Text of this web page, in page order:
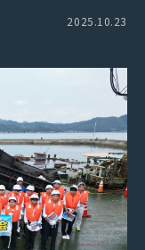
2025.10.23